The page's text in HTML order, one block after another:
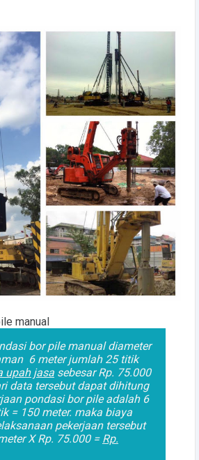
manual
bor pile manual diameter
6 meter jumlah 25 titik
upah jasa sebesar Rp. 75.000
data tersebut dapat dihitung
pondasi bor pile adalah 6
= 150 meter. maka biaya
pekerjaan tersebut
X Rp. 75.000 = Rp.